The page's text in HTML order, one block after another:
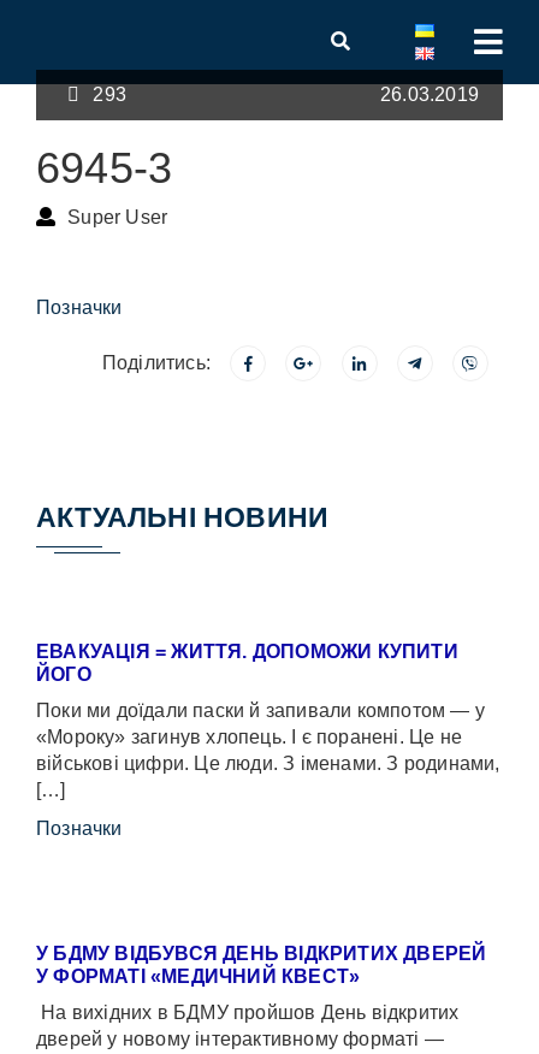
293 26.03.2019
6945-3
Super User
Позначки
Поділитись:
АКТУАЛЬНІ НОВИНИ
ЕВАКУАЦІЯ = ЖИТТЯ. ДОПОМОЖИ КУПИТИ
ЙОГО
Поки ми доїдали паски й запивали компотом — у
«Мороку» загинув хлопець. І є поранені. Це не
військові цифри. Це люди. З іменами. З родинами,
[…]
Позначки
У БДМУ ВІДБУВСЯ ДЕНЬ ВІДКРИТИХ ДВЕРЕЙ
У ФОРМАТІ «МЕДИЧНИЙ КВЕСТ»
На вихідних в БДМУ пройшов День відкритих
дверей у новому інтерактивному форматі —